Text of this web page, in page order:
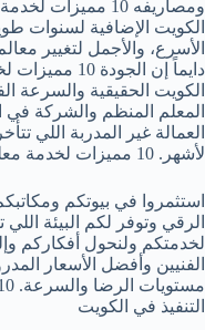
ومصاريفه 10
الكويت الإضافية لسنوات
الأسرع، والأجمل لتغيير
دايماً إن
الكويت الحقيقية والسرعة
المعلم المنظم والشركة في
العمالة غير المدربة اللي
لأشهر. 10 مميزات لخدمة معلم جبس بورد سريع التنفيذ في الكويت
استثمروا في بيوتكم
الرقي وتوفر لكم البيئة
لخدمتكم ولنحول أفكاركم
الفنيين وأفضل الأسعار
التنفيذ في الكويت